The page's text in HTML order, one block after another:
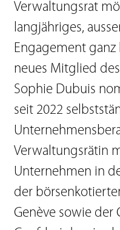
Verwaltungsrat
langjähriges,
Engagement ganz
neues Mitglied
Sophie Dubuis
seit 2022
Verwaltungsrätin
Unternehmen in
der
Genève sowie der